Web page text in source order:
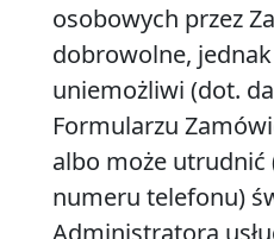
osobowych przez
dobrowolne,
uniemożliwi (dot.
Formularzu
albo może utrudnić
numeru telefonu)
Administratora